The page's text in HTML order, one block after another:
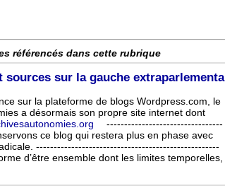
référencés dans cette rubrique
sources sur la gauche
sur la plateforme de blogs Wordpress.com, le
a désormais son propre site internet dont
---------------------------------
ce blog qui restera plus en phase avec
----------------------------------------------------
d’être ensemble dont les limites temporelles,